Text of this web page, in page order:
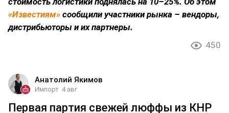
«Известиям» сообщили участники рынка – вендоры,
дистрибьюторы и их партнеры.
450
Анатолий Якимов
Импорт 4 авг
Первая партия свежей люффы из КНР